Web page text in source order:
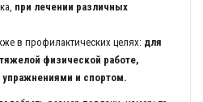
при лечении различных
в профилактических целях: для
физической работе,
и спортом.